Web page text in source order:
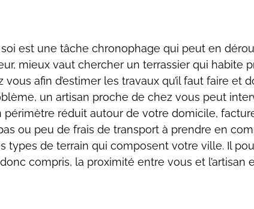
est une tâche chronophage qui peut en
mieux vaut chercher un terrassier qui habite
vous afin d’estimer les travaux qu’il faut faire et
un artisan proche de chez vous peut
périmètre réduit autour de votre domicile,
ou peu de frais de transport à prendre en
types de terrain qui composent votre ville. Il
donc compris, la proximité entre vous et l’artisan